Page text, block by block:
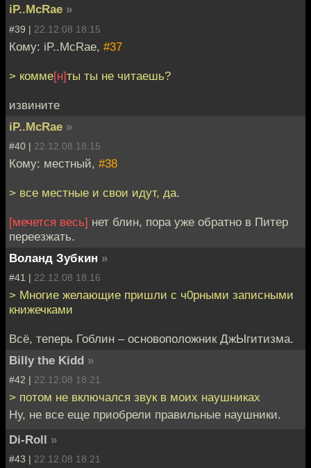
iP..McRae »
#39 | 22.12.08 18:15
Кому: iP..McRae, #37
> комме[н]ты ты не читаешь?
извините
iP..McRae »
#40 | 22.12.08 18:15
Кому: местный, #38
> все местные и свои идут, да.
[мечется весь] нет блин, пора уже обратно в Питер
переезжать.
Воланд Зубкин »
#41 | 22.12.08 18:16
> Многие желающие пришли с ч0рными записными
книжечками
Всё, теперь Гоблин – основоположник ДжЫгитизма.
Billy the Kidd »
#42 | 22.12.08 18:21
> потом не включался звук в моих наушниках
Ну, не все еще приобрели правильные наушники.
Di-Roll »
#43 | 22.12.08 18:21